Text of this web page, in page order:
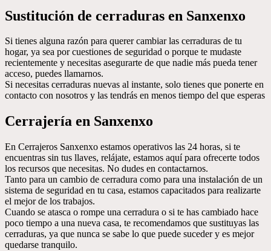
Sustitución de cerraduras en Sanxenxo
Si tienes alguna razón para querer cambiar las cerraduras de tu
hogar, ya sea por cuestiones de seguridad o porque te mudaste
recientemente y necesitas asegurarte de que nadie más pueda tener
acceso, puedes llamarnos.
Si necesitas cerraduras nuevas al instante, solo tienes que ponerte en
contacto con nosotros y las tendrás en menos tiempo del que esperas
Cerrajería en Sanxenxo
En Cerrajeros Sanxenxo estamos operativos las 24 horas, si te
encuentras sin tus llaves, relájate, estamos aquí para ofrecerte todos
los recursos que necesitas. No dudes en contactarnos.
Tanto para un cambio de cerradura como para una instalación de un
sistema de seguridad en tu casa, estamos capacitados para realizarte
el mejor de los trabajos.
Cuando se atasca o rompe una cerradura o si te has cambiado hace
poco tiempo a una nueva casa, te recomendamos que sustituyas las
cerraduras, ya que nunca se sabe lo que puede suceder y es mejor
quedarse tranquilo.